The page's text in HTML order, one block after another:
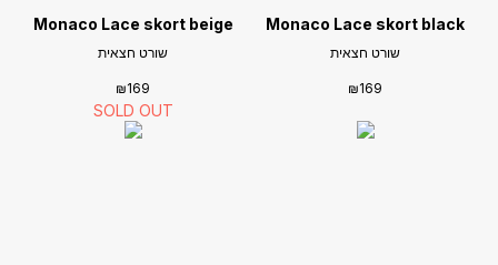
Monaco Lace skort beige
שורט חצאית
₪169
Monaco Lace skort black
שורט חצאית
₪169